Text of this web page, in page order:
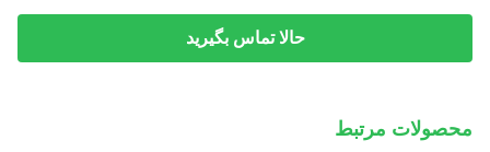
حالا تماس بگیرید
محصولات مرتبط